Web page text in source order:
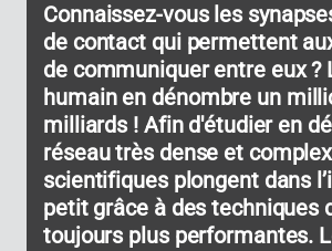
Connaissez-vous les
de contact qui permettent
de communiquer entre eux ?
humain en dénombre un
milliards ! Afin d'étudier en
réseau très dense et
scientifiques plongent dans
petit grâce à des techniques
toujours plus performantes.